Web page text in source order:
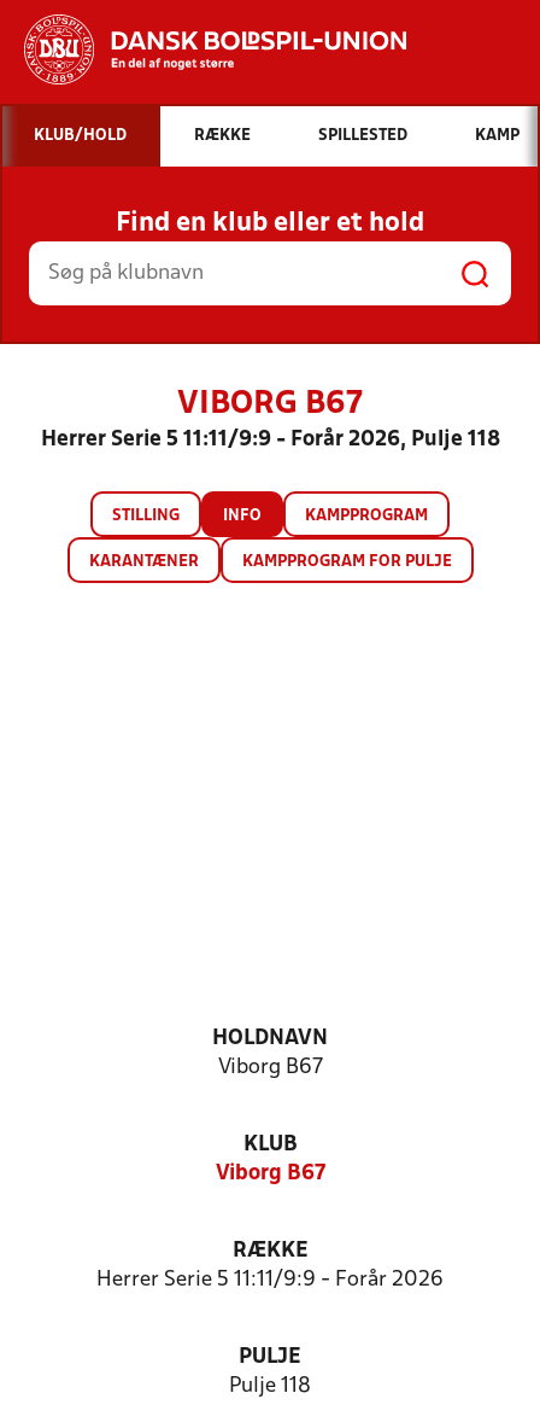
Hvad vil du søge efter?
INDHOLD OG NYHEDER
STILLINGER, RESULTATER, KLUBBER OG
HOLD
KLUB/HOLD RÆKKE SPILLESTED KAMP
Find en klub eller et hold
VIBORG B67
Herrer Serie 5 11:11/9:9 - Forår 2026, Pulje 118
STILLING INFO KAMPPROGRAM
KARANTÆNER KAMPPROGRAM FOR PULJE
HOLDNAVN
Viborg B67
KLUB
Viborg B67
RÆKKE
Herrer Serie 5 11:11/9:9 - Forår 2026
PULJE
Pulje 118